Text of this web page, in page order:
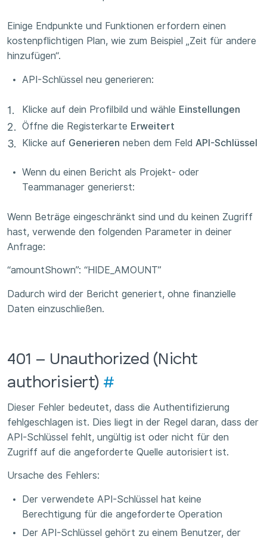
Einige Endpunkte und Funktionen erfordern einen
kostenpflichtigen Plan, wie zum Beispiel „Zeit für andere
hinzufügen“.
API-Schlüssel neu generieren:
Klicke auf dein Profilbild und wähle Einstellungen
Öffne die Registerkarte Erweitert
Klicke auf Generieren neben dem Feld API-Schlüssel
Wenn du einen Bericht als Projekt- oder
Teammanager generierst:
Wenn Beträge eingeschränkt sind und du keinen Zugriff
hast, verwende den folgenden Parameter in deiner
Anfrage:
“amountShown”: “HIDE_AMOUNT”
Dadurch wird der Bericht generiert, ohne finanzielle
Daten einzuschließen.
401 – Unauthorized (Nicht
authorisiert) #
Dieser Fehler bedeutet, dass die Authentifizierung
fehlgeschlagen ist. Dies liegt in der Regel daran, dass der
API-Schlüssel fehlt, ungültig ist oder nicht für den
Zugriff auf die angeforderte Quelle autorisiert ist.
Ursache des Fehlers:
Der verwendete API-Schlüssel hat keine
Berechtigung für die angeforderte Operation
Der API-Schlüssel gehört zu einem Benutzer, der